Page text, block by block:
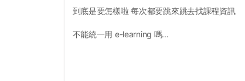
到底是要怎樣啦 每次都要跳來跳去找課程資訊
不能統一用 e-learning 嗎...